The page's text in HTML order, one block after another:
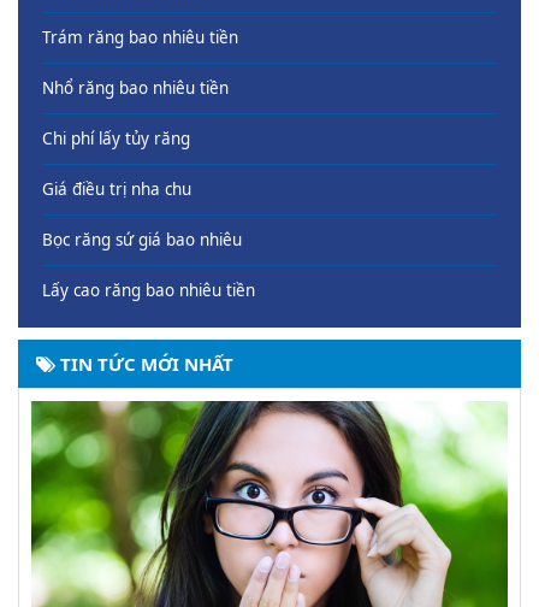
Trám răng bao nhiêu tiền
Nhổ răng bao nhiêu tiền
Chi phí lấy tủy răng
Giá điều trị nha chu
Bọc răng sứ giá bao nhiêu
Lấy cao răng bao nhiêu tiền
TIN TỨC MỚI NHẤT